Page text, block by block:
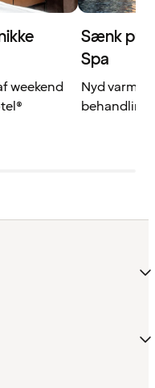
weekend
Sænk
Spa
Nyd varme